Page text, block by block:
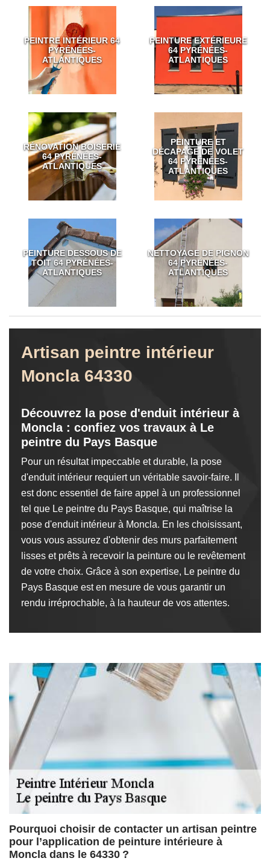
PEINTRE INTÉRIEUR 64
PYRÉNÉES-
ATLANTIQUES
PEINTURE EXTÉRIEURE
64 PYRÉNÉES-
ATLANTIQUES
RÉNOVATION BOISERIE
64 PYRÉNÉES-
ATLANTIQUES
PEINTURE ET
DÉCAPAGE DE VOLET
64 PYRÉNÉES-
ATLANTIQUES
PEINTURE DESSOUS DE
TOIT 64 PYRÉNÉES-
ATLANTIQUES
NETTOYAGE DE PIGNON
64 PYRÉNÉES-
ATLANTIQUES
Artisan peintre intérieur
Moncla 64330
Découvrez la pose d'enduit intérieur à
Moncla : confiez vos travaux à Le
peintre du Pays Basque
Pour un résultat impeccable et durable, la pose
d'enduit intérieur requiert un véritable savoir-faire. Il
est donc essentiel de faire appel à un professionnel
tel que Le peintre du Pays Basque, qui maîtrise la
pose d'enduit intérieur à Moncla. En les choisissant,
vous vous assurez d'obtenir des murs parfaitement
lisses et prêts à recevoir la peinture ou le revêtement
de votre choix. Grâce à son expertise, Le peintre du
Pays Basque est en mesure de vous garantir un
rendu irréprochable, à la hauteur de vos attentes.
Pourquoi choisir de contacter un artisan peintre
pour l’application de peinture intérieure à
Moncla dans le 64330 ?